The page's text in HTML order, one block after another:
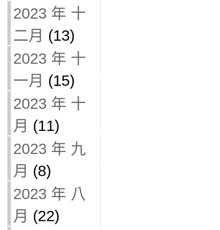
2023 年 十
二月 (13)
2023 年 十
一月 (15)
2023 年 十
月 (11)
2023 年 九
月 (8)
2023 年 八
月 (22)